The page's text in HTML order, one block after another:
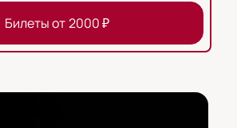
Билеты от 2000₽